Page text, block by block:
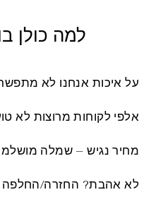
למה כולן
על איכות אנחנו לא
אלפי לקוחות מרוצות לא
מחיר נגיש – שמלה
לא אהבת? החזרה/החלפה